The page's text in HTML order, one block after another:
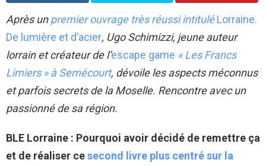
Après unpremier ouvrage très réussi intituléLorraine.
De lumière et d’acier, Ugo Schimizzi, jeune auteur
lorrain et créateur de l’escape game « Les Francs
Limiers » à Semécourt, dévoile les aspects méconnus
et parfois secrets de la Moselle. Rencontre avec un
passionné de sa région.
BLE Lorraine : Pourquoi avoir décidé de remettre ça
et de réaliser cesecond livre plus centré sur la